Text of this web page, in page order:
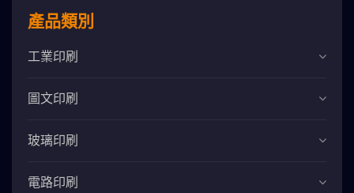
產品類別
工業印刷
圖文印刷
玻璃印刷
電路印刷